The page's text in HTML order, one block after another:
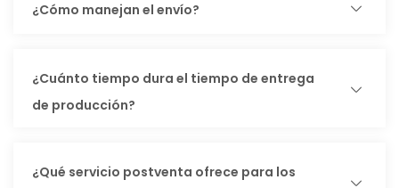
¿Cómo manejan el envío?
¿Cuánto tiempo dura el tiempo de entrega
de producción?
¿Qué servicio postventa ofrece para los